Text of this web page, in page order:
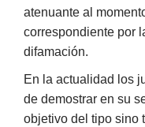
atenuante al
correspondiente por
difamación.
En la actualidad los
de demostrar en su
objetivo del tipo sino